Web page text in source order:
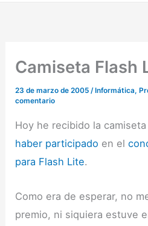
Camiseta Flash
23 de marzo de 2005/ Informática,
comentario
Hoy he recibido la
haber participado en el
para Flash Lite.
Como era de esperar, no
premio, ni siquiera estuve